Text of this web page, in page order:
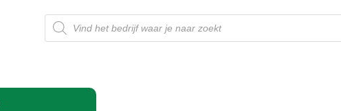
Producten
zoeken